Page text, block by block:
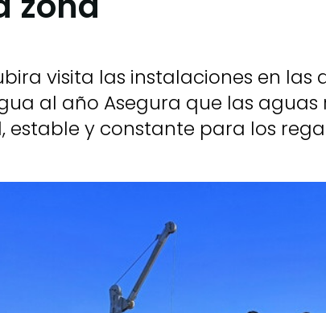
visita las instalaciones en las
al año Asegura que las
estable y constante para los